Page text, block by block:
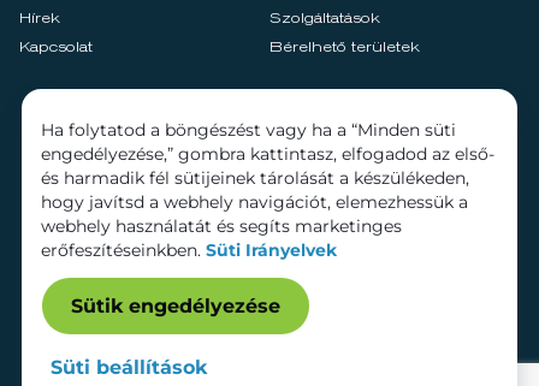
Hírek
Szolgáltatások
Kapcsolat
Bérelhető területek
Ha folytatod a böngészést vagy ha a “Minden süti
engedélyezése,” gombra kattintasz, elfogadod az első-
és harmadik fél sütijeinek tárolását a készülékeden,
hogy javítsd a webhely navigációt, elemezhessük a
webhely használatát és segíts marketinges
erőfeszítéseinkben. Süti Irányelvek
Sütik engedélyezése
Süti beállítások